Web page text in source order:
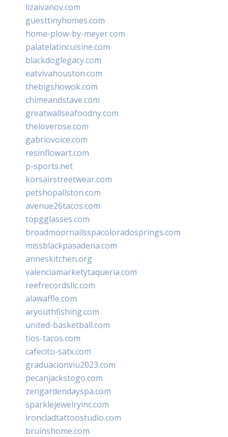
lizaivanov.com
guesttinyhomes.com
home-plow-by-meyer.com
palatelatincuisine.com
blackdoglegacy.com
eatvivahouston.com
thebigshowok.com
chimeandstave.com
greatwallseafoodny.com
theloverose.com
gabriovoice.com
resinflowart.com
p-sports.net
korsairstreetwear.com
petshopallston.com
avenue26tacos.com
topgglasses.com
broadmoornailsspacoloradosprings.com
missblackpasadena.com
anneskitchen.org
valenciamarketytaqueria.com
reefrecordsllc.com
alawaffle.com
aryouthfishing.com
united-basketball.com
tios-tacos.com
cafecito-satx.com
graduacionviu2023.com
pecanjackstogo.com
zengardendayspa.com
sparklejewelryinc.com
ironcladtattoostudio.com
bruinshome.com